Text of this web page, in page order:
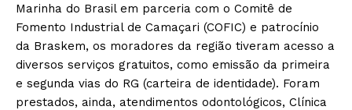
Marinha do Brasil em parceria com o Comitê de
Fomento Industrial de Camaçari (COFIC) e patrocínio
da Braskem, os moradores da região tiveram acesso a
diversos serviços gratuitos, como emissão da primeira
e segunda vias do RG (carteira de identidade). Foram
prestados, ainda, atendimentos odontológicos, Clínica